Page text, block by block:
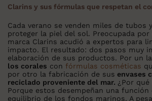
Clarins y sus fórmulas que respetan el
Cada verano se venden miles de tubos
proteger la piel del sol. Preocupada por
marca Clarins acudió a expertos para
impacto. El resultado: dos pasos muy
elaboración de sus productos. Por un
los corales con fórmulas cosméticas
por otro la fabricación de sus envases
reciclado proveniente del mar. ¿Por
Porque estos desempeñan una función
equilibrio de los fondos marinos. A